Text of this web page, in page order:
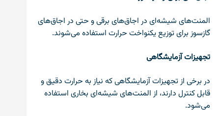
المنت‌های شیشه‌ای در اجاق‌های برقی و حتی در اجاق‌های
گازسوز برای توزیع یکنواخت حرارت استفاده می‌شوند.
تجهیزات آزمایشگاهی
در برخی از تجهیزات آزمایشگاهی که نیاز به حرارت دقیق و
قابل کنترل دارند، از المنت‌های شیشه‌ای بخاری استفاده
می‌شود.